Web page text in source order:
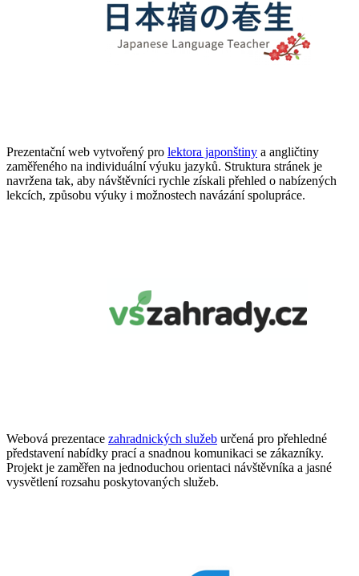
Prezentační web vytvořený pro lektora japonštiny a angličtiny
zaměřeného na individuální výuku jazyků. Struktura stránek je
navržena tak, aby návštěvníci rychle získali přehled o nabízených
lekcích, způsobu výuky i možnostech navázání spolupráce.
Webová prezentace zahradnických služeb určená pro přehledné
představení nabídky prací a snadnou komunikaci se zákazníky.
Projekt je zaměřen na jednoduchou orientaci návštěvníka a jasné
vysvětlení rozsahu poskytovaných služeb.